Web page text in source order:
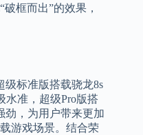
框而出”的效果，
级标准版搭载骁龙8s
水准，超级Pro版搭
劲，为用户带来更加
游戏场景。结合荣